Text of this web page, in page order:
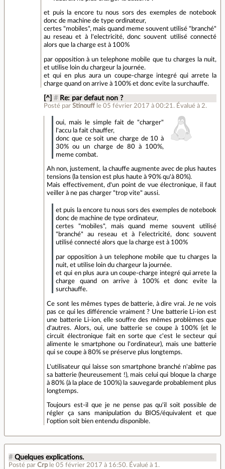
et puis la encore tu nous sors des exemples de notebook
donc de machine de type ordinateur,
certes "mobiles", mais quand meme souvent utilisé "branché"
au reseau et à l'electricité, donc souvent utilisé connecté
alors que la charge est à 100%
par opposition à un telephone mobile que tu charges la nuit,
et utilise loin du chargeur la journée.
et qui en plus aura un coupe-charge integré qui arrete la
charge quand on arrive à 100% et donc evite la surchauffe.
[^] # Re: par defaut non ?
Posté parStinouff le 05 février 2017 à 00:21 . Évalué à 2.
oui, mais le simple fait de "charger"
l'accu la fait chauffer,
donc que ce soit une charge de 10 à
30% ou un charge de 80 à 100%,
meme combat.
Ah non, justement, la chauffe augmente avec de plus hautes
tensions (la tension est plus haute à 90% qu'à 80%).
Mais effectivement, d'un point de vue électronique, il faut
veiller à ne pas charger "trop vite" aussi.
et puis la encore tu nous sors des exemples de notebook
donc de machine de type ordinateur,
certes "mobiles", mais quand meme souvent utilisé
"branché" au reseau et à l'electricité, donc souvent
utilisé connecté alors que la charge est à 100%
par opposition à un telephone mobile que tu charges la
nuit, et utilise loin du chargeur la journée.
et qui en plus aura un coupe-charge integré qui arrete la
charge quand on arrive à 100% et donc evite la
surchauffe.
Ce sont les mêmes types de batterie, à dire vrai. Je ne vois
pas ce qui les différencie vraiment ? Une batterie Li-ion est
une batterie Li-ion, elle souffre des mêmes problèmes que
d'autres. Alors, oui, une batterie se coupe à 100% (et le
circuit électronique fait en sorte que c'est le secteur qui
alimente le smartphone ou l'ordinateur), mais une batterie
qui se coupe à 80% se préserve plus longtemps.
L'utilisateur qui laisse son smartphone branché n'abîme pas
sa batterie (heureusement !), mais celui qui bloque la charge
à 80% (à la place de 100%) la sauvegarde probablement plus
longtemps.
Toujours est-il que je ne pense pas qu'il soit possible de
régler ça sans manipulation du BIOS/équivalent et que
l'option soit bien entendu disponible.
# Quelques explications.
Posté par Crp le 05 février 2017 à 16:50. Évalué à 1 .